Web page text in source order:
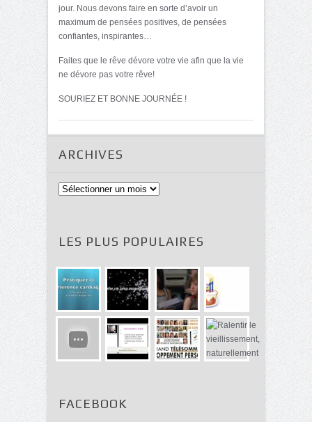
jour. Nous devons faire en sorte d’avoir un
maximum de pensées positives, de pensées
confiantes, inspirantes…
Faites que le rêve dévore votre vie afin que la vie
ne dévore pas votre rêve!
SOURIEZ ET BONNE JOURNÉE !
ARCHIVES
Archives
LES PLUS POPULAIRES
FACEBOOK